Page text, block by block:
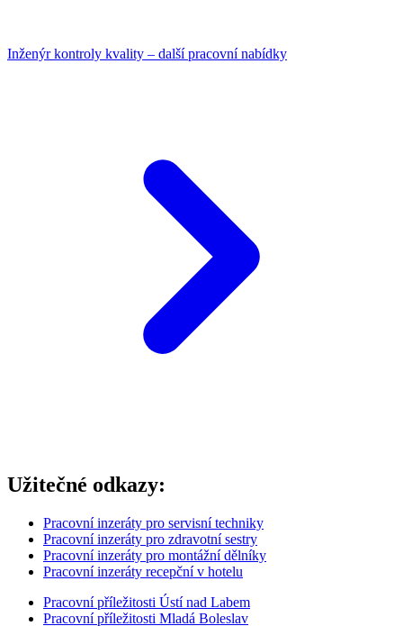
Inženýr kontroly kvality – další pracovní nabídky
Užitečné odkazy:
Pracovní inzeráty pro servisní techniky
Pracovní inzeráty pro zdravotní sestry
Pracovní inzeráty pro montážní dělníky
Pracovní inzeráty recepční v hotelu
Pracovní příležitosti Ústí nad Labem
Pracovní příležitosti Mladá Boleslav